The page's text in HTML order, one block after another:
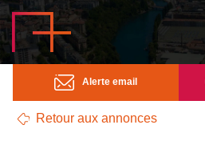
Alerte email
Retour aux annonces